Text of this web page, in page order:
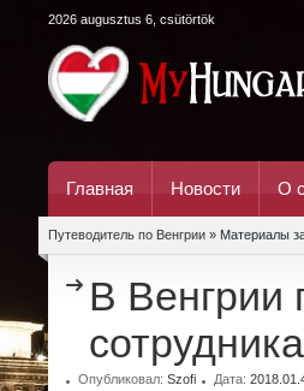
2026 augusztus 6, csütörtök
Главная Новости О
Путеводитель по Венгрии » Материалы
В Венгрии
Опубликовал: Szofi Дата: